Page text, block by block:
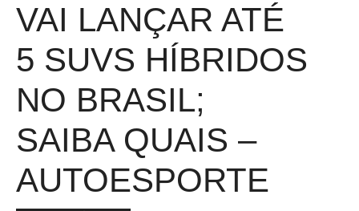
VAI LANÇAR ATÉ
5 SUVS HÍBRIDOS
NO BRASIL;
SAIBA QUAIS –
AUTOESPORTE